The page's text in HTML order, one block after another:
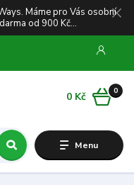
Máme pro Vás osobní
od 900 Kč...
Menu
0
0 Kč